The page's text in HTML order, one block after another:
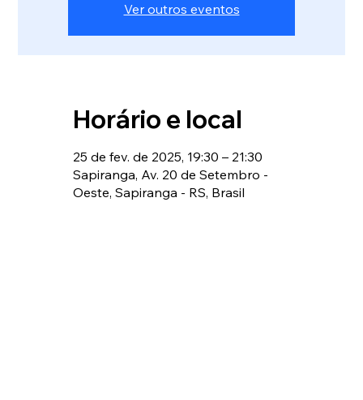
Ver outros eventos
Horário e local
25 de fev. de 2025, 19:30 – 21:30
Sapiranga, Av. 20 de Setembro -
Oeste, Sapiranga - RS, Brasil